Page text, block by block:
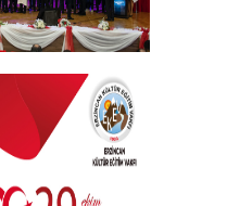
Sanat ve Spor